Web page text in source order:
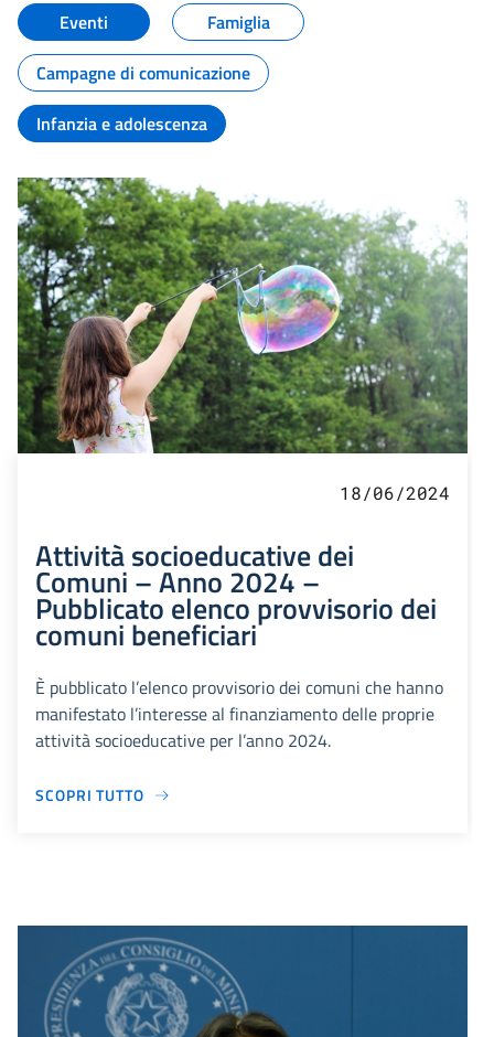
Eventi
Famiglia
Campagne di comunicazione
Infanzia e adolescenza
18/06/2024
Attività socioeducative dei
Comuni – Anno 2024 –
Pubblicato elenco provvisorio dei
comuni beneficiari
È pubblicato l’elenco provvisorio dei comuni che hanno
manifestato l’interesse al finanziamento delle proprie
attività socioeducative per l’anno 2024.
SCOPRI TUTTO